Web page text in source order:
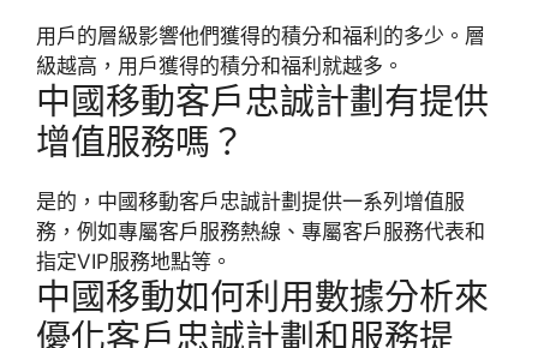
用戶的層級影響他們獲得的積分和福利的多少。層
級越高，用戶獲得的積分和福利就越多。
中國移動客戶忠誠計劃有提供
增值服務嗎？
是的，中國移動客戶忠誠計劃提供一系列增值服
務，例如專屬客戶服務熱線、專屬客戶服務代表和
指定VIP服務地點等。
中國移動如何利用數據分析來
優化客戶忠誠計劃和服務提